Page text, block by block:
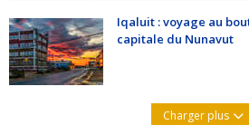
Iqaluit : voyage au
capitale du Nunavut
Charger plus